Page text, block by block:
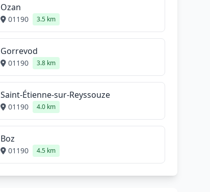
Ozan
01190 3.5 km
Gorrevod
01190 3.8 km
Saint-Étienne-sur-Reyssouze
01190 4.0 km
Boz
01190 4.5 km